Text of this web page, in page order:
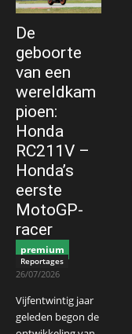
De
geboorte
van een
wereldkam
pioen:
Honda
RC211V –
Honda’s
eerste
MotoGP-
racer
premium
Reportages
26/07/2026
Vijfentwintig jaar
geleden begon de